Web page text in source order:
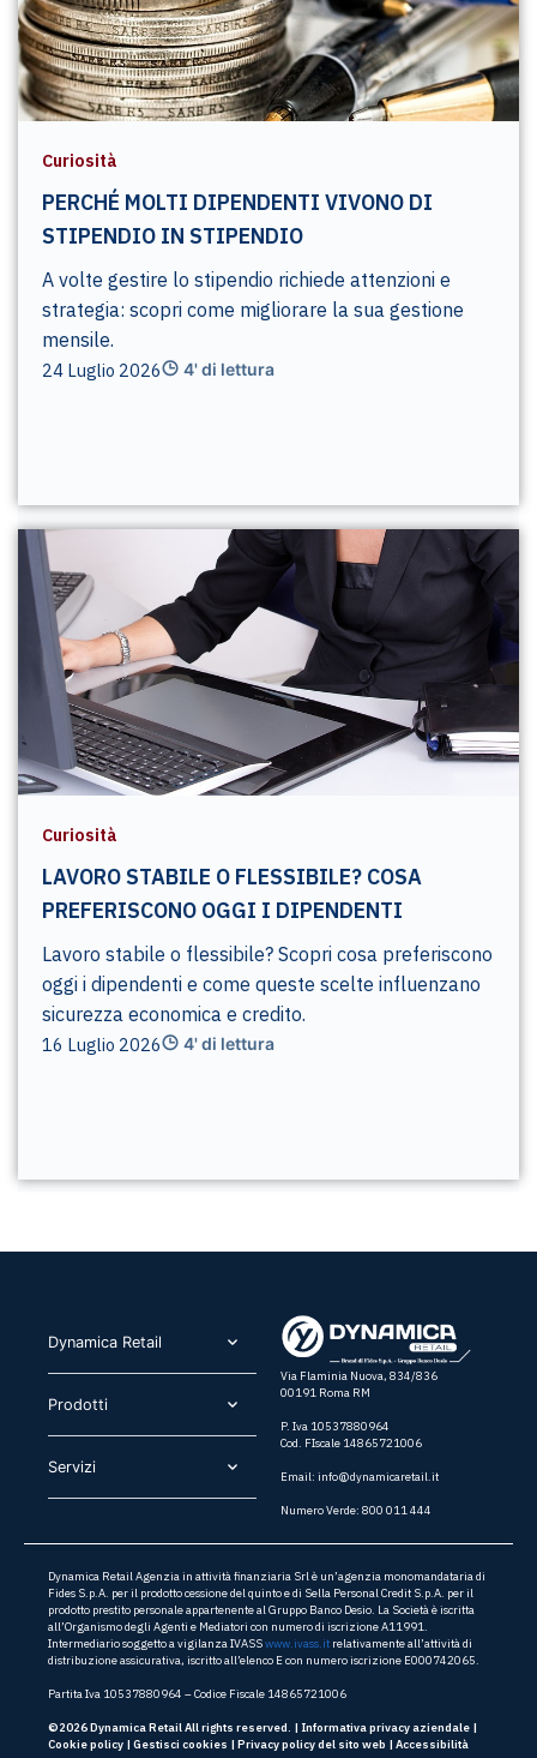
Curiosità
PERCHÉ MOLTI DIPENDENTI VIVONO DI
STIPENDIO IN STIPENDIO
A volte gestire lo stipendio richiede attenzioni e
strategia: scopri come migliorare la sua gestione
mensile.
24 Luglio 2026 4' di lettura
Curiosità
LAVORO STABILE O FLESSIBILE? COSA
PREFERISCONO OGGI I DIPENDENTI
Lavoro stabile o flessibile? Scopri cosa preferiscono
oggi i dipendenti e come queste scelte influenzano
sicurezza economica e credito.
16 Luglio 2026 4' di lettura
Dynamica Retail​
Prodotti​
Servizi​
Via Flaminia Nuova, 834/836
00191 Roma RM
P. Iva 10537880964
Cod. FIscale 14865721006
Email: info@dynamicaretail.it
Numero Verde: 800 011 444
Dynamica Retail Agenzia in attività finanziaria Srl è un’agenzia monomandataria di
Fides S.p.A. per il prodotto cessione del quinto e di Sella Personal Credit S.p.A. per il
prodotto prestito personale appartenente al Gruppo Banco Desio. La Società è iscritta
all’Organismo degli Agenti e Mediatori con numero di iscrizione A11991.
Intermediario soggetto a vigilanza IVASSwww.ivass.it relativamente all’attività di
distribuzione assicurativa, iscritto all’elenco E con numero iscrizione E000742065.
Partita Iva 10537880964 – Codice Fiscale 14865721006
©2026 Dynamica Retail All rights reserved. | Informativa privacy aziendale |
Cookie policy | Gestisci cookies | Privacy policy del sito web | Accessibilità